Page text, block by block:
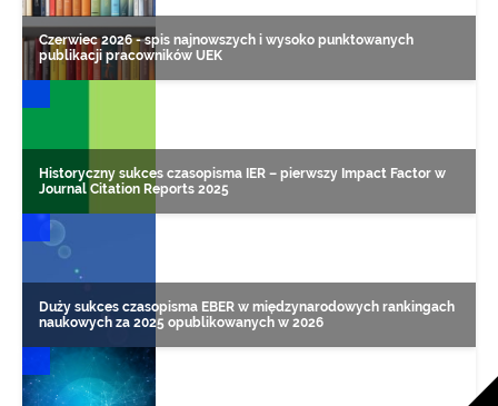
Czerwiec 2026 - spis najnowszych i wysoko punktowanych
publikacji pracowników UEK
Historyczny sukces czasopisma IER – pierwszy Impact Factor w
Journal Citation Reports 2025
DONIESIENIA NAUKOWE
Duży sukces czasopisma EBER w międzynarodowych rankingach
naukowych za 2025 opublikowanych w 2026
DONIESIENIA NAUKOWE